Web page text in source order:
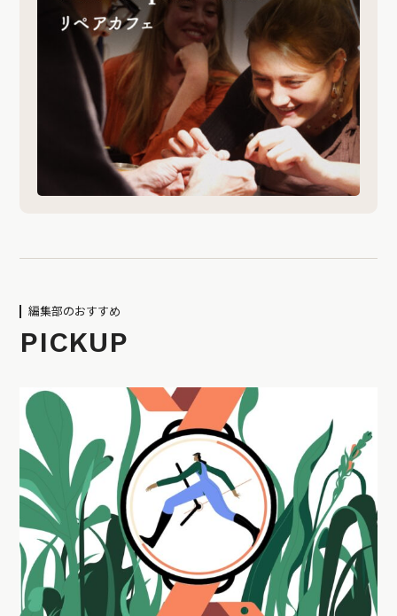
編集部のおすすめ
PICKUP